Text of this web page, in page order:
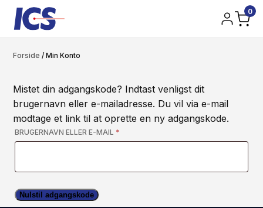
0
Forside /Min Konto
Mistet din adgangskode? Indtast venligst dit
brugernavn eller e-mailadresse. Du vil via e-mail
modtage et link til at oprette en ny adgangskode.
BRUGERNAVN ELLER E-MAIL *
Nulstil adgangskode